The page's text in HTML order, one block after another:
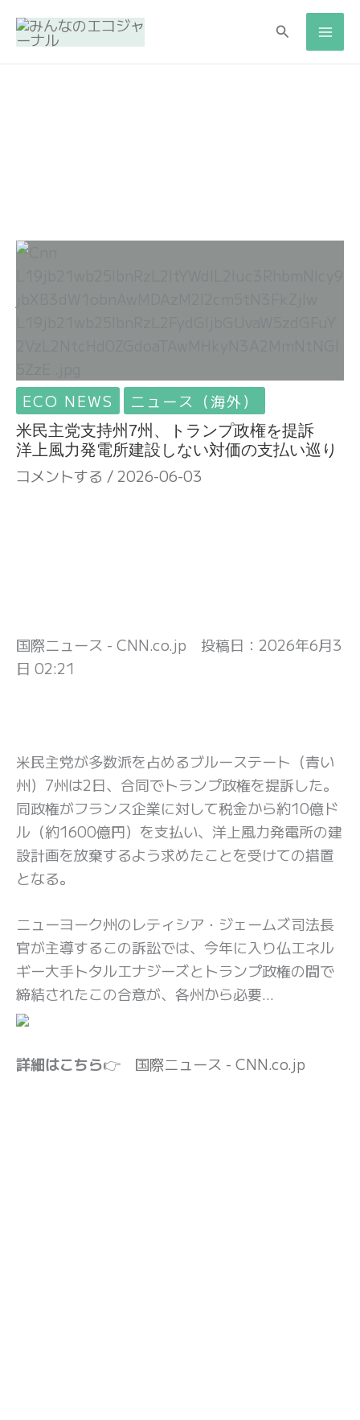
検
ECO NEWS ニュース（海外）
米民主党支持州7州、トランプ政権を提訴
洋上風力発電所建設しない対価の支払い巡り
コメントする / 2026-06-03
国際ニュース - CNN.co.jp 投稿日： 2026年6月3
日 02:21
米民主党が多数派を占めるブルーステート（青い
州）7州は2日、合同でトランプ政権を提訴した。
同政権がフランス企業に対して税金から約10億ド
ル（約1600億円）を支払い、洋上風力発電所の建
設計画を放棄するよう求めたことを受けての措置
となる。
ニューヨーク州のレティシア・ジェームズ司法長
官が主導するこの訴訟では、今年に入り仏エネル
ギー大手トタルエナジーズとトランプ政権の間で
締結されたこの合意が、各州から必要…
詳細はこちら👉 国際ニュース - CNN.co.jp
検
索